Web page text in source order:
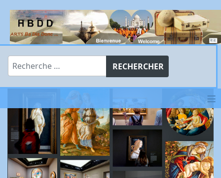
Rechercher
RECHERCHER
≡